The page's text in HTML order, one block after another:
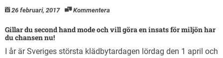
26 februari, 2017 Kommentera
Gillar du second hand mode och vill göra en insats för miljön har
du chansen nu!
I år är Sveriges största klädbytardagen lördag den 1 april och